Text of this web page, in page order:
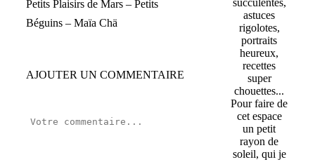
Petits Plaisirs de Mars – Petits
Béguins – Maïa Chä
AJOUTER UN COMMENTAIRE
succulentes,
astuces
rigolotes,
portraits
heureux,
recettes
super
chouettes...
Pour faire de
cet espace
un petit
rayon de
soleil, qui je